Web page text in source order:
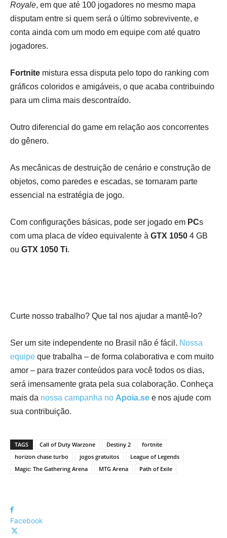
Royale, em que até 100 jogadores no mesmo mapa
disputam entre si quem será o último sobrevivente, e
conta ainda com um modo em equipe com até quatro
jogadores.
Fortnite mistura essa disputa pelo topo do ranking com
gráficos coloridos e amigáveis, o que acaba contribuindo
para um clima mais descontraído.
Outro diferencial do game em relação aos concorrentes
do gênero.
As mecânicas de destruição de cenário e construção de
objetos, como paredes e escadas, se tornaram parte
essencial na estratégia de jogo.
Com configurações básicas, pode ser jogado em PCs
com uma placa de vídeo equivalente à GTX 1050 4 GB
ou GTX 1050 Ti.
Curte nosso trabalho? Que tal nos ajudar a mantê-lo?
Ser um site independente no Brasil não é fácil. Nossa
equipe que trabalha – de forma colaborativa e com muito
amor – para trazer conteúdos para você todos os dias,
será imensamente grata pela sua colaboração. Conheça
mais da nossa campanha no Apoia.se e nos ajude com
sua contribuição.
TAGS Call of Duty Warzone Destiny 2
fortnite
horizon chase turbo
jogos gratuitos
League of Legends
Magic: The Gathering Arena
MTG Arena Path of Exile
Facebook